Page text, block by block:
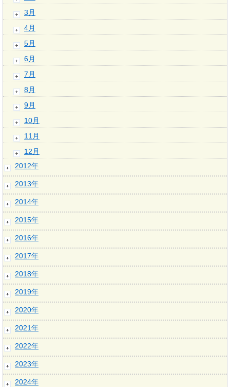
3月
4月
5月
6月
7月
8月
9月
10月
11月
12月
2012年
2013年
2014年
2015年
2016年
2017年
2018年
2019年
2020年
2021年
2022年
2023年
2024年